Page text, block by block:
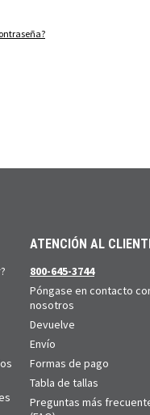
ATENCIÓN AL
800-645-3744
Póngase en contacto
nosotros
Devuelve
Envío
Formas de pago
Tabla de tallas
Preguntas más